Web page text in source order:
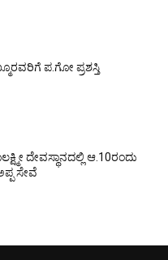
ಪ.ಗೋ ಪ್ರಶಸ್ತಿ
ದೇವಸ್ಥಾನದಲ್ಲಿ ಆ.10ರಂದು
ಸೇವೆ